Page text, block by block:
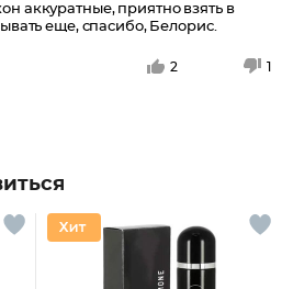
аккуратные, приятно взять в
еще, спасибо, Белорис.
2 1